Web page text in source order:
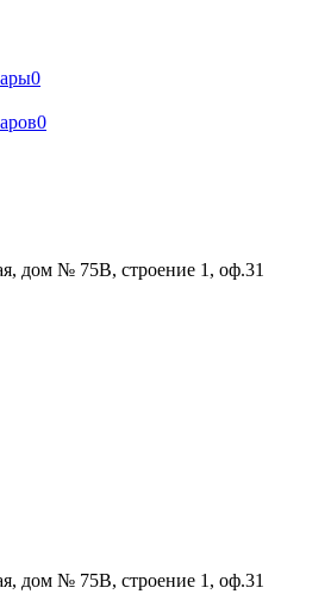
0
0
дом № 75В, строение 1, оф.31
дом № 75В, строение 1, оф.31